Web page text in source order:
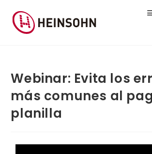
Webinar: Evita los
más comunes al
planilla